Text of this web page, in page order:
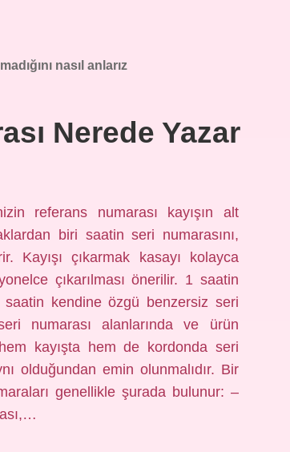
nasıl anlarız
Nerede Yazar
referans numarası kayışın alt
biri saatin seri numarasını,
Kayışı çıkarmak kasayı kolayca
çıkarılması önerilir. 1 saatin
saatin kendine özgü benzersiz seri
numarası alanlarında ve ürün
kayışta hem de kordonda seri
olduğundan emin olunmalıdır. Bir
genellikle şurada bulunur: –